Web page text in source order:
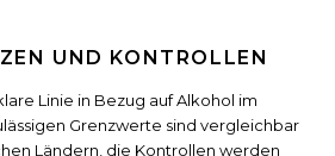
UND KONTROLLEN
Linie in Bezug auf Alkohol im
Grenzwerte sind vergleichbar
Ländern, die Kontrollen werden